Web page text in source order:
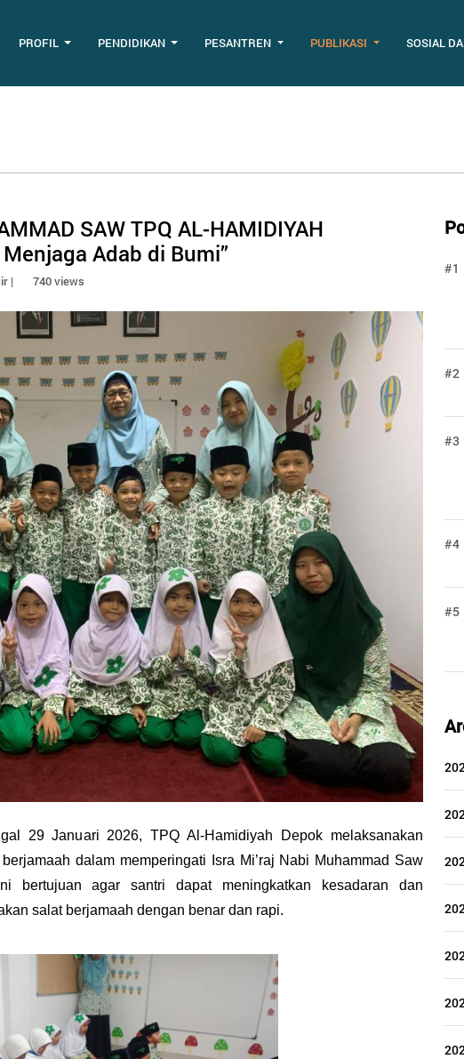
PROFIL PENDIDIKAN PESANTREN PUBLIKASI SOSIAL
SAW TPQ AL-HAMIDIYAH
Adab di Bumi”
| 740 views
29 Januari 2026, TPQ Al-Hamidiyah Depok melaksanakan
dalam memperingati Isra Mi’raj Nabi Muhammad Saw
bertujuan agar santri dapat meningkatkan kesadaran dan
salat berjamaah dengan benar dan rapi.
#1
#2
#3
#4
#5